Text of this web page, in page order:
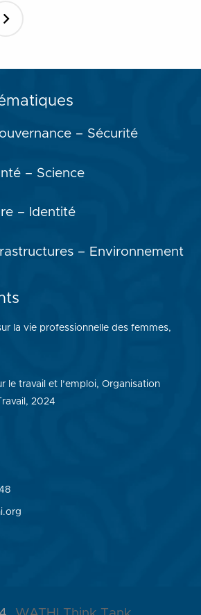
– Sécurité
– Science
– Identité
– Environnement
la vie professionnelle des femmes,
le travail et l’emploi, Organisation
2024